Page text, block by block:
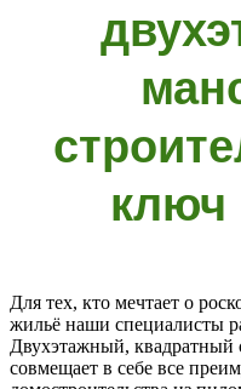
ключ
Для тех, кто мечтает о
жильё наши специалисты
Двухэтажный, квадратный
совмещает в себе все